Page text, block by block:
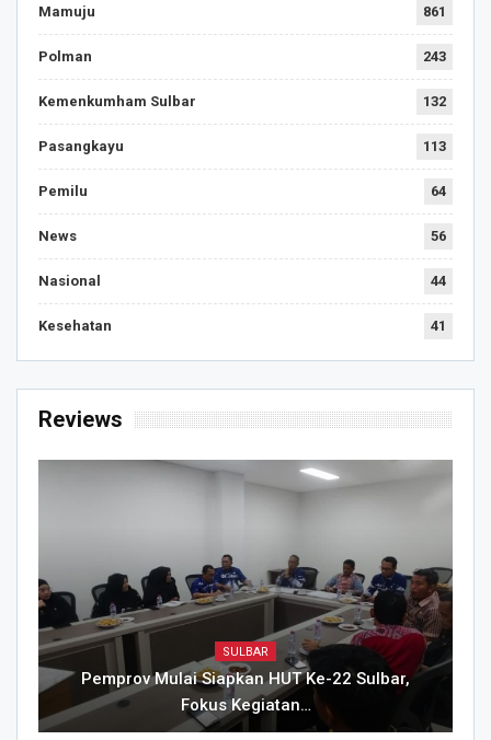
Mamuju 861
Polman 243
Kemenkumham Sulbar 132
Pasangkayu 113
Pemilu 64
News 56
Nasional 44
Kesehatan 41
Reviews
SULBAR
Pemprov Mulai Siapkan HUT Ke-22 Sulbar,
Fokus Kegiatan…